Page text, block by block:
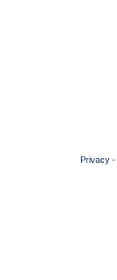
Privacy -